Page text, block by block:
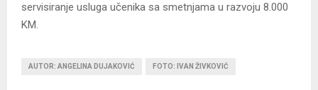
servisiranje usluga učenika sa smetnjama u razvoju 8.000
KM.
AUTOR: ANGELINA DUJAKOVIĆ FOTO: IVAN ŽIVKOVIĆ